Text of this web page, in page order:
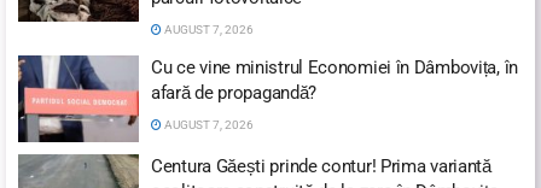
AUGUST 7, 2026
Cu ce vine ministrul Economiei în Dâmbovița, în
afară de propagandă?
AUGUST 7, 2026
Centura Găești prinde contur! Prima variantă